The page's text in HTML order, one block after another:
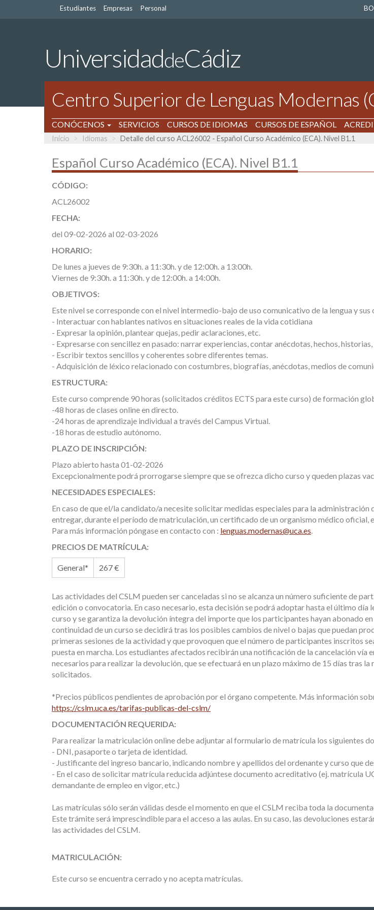
Estudiantes Empresas Personal
UniversidaddeCádiz
Centro Superior de Lenguas Modernas
CONÓCENOS SERVICIOS CURSOS DE IDIOMAS CURSOS DE ESPAÑOL
Inicio Idiomas Detalle del curso ACL26002 - Español Curso Académico (ECA). Nivel B1.1
Español Curso Académico (ECA). Nivel B1.1
CÓDIGO:
ACL26002
FECHA:
del 09-02-2026 al 02-03-2026
HORARIO:
De lunes a jueves de 9:30h. a 11:30h. y de 12:00h. a 13:00h.
Viernes de 9:30h. a 11:30h. y de 12:00h. a 14:00h.
OBJETIVOS:
Este nivel se corresponde con el nivel intermedio-bajo de uso comunicativo de la lengua y sus
- Interactuar con hablantes nativos en situaciones reales de la vida cotidiana
- Expresar la opinión, plantear quejas, pedir aclaraciones, etc.
- Expresarse con sencillez en pasado: narrar experiencias, contar anécdotas, hechos,
- Escribir textos sencillos y coherentes sobre diferentes temas.
- Adquisición de léxico relacionado con costumbres, biografías, anécdotas, medios de
ESTRUCTURA:
Este curso comprende 90 horas (solicitados créditos ECTS para este curso) de formación
-48 horas de clases online en directo.
-24 horas de aprendizaje individual a través del Campus Virtual.
-18 horas de estudio autónomo.
PLAZO DE INSCRIPCIÓN:
Plazo abierto hasta 01-02-2026
Excepcionalmente podrá prorrogarse siempre que se ofrezca dicho curso y queden plazas
NECESIDADES ESPECIALES:
En caso de que el/la candidato/a necesite solicitar medidas especiales para la administración
entregar, durante el período de matriculación, un certificado de un organismo médico oficial,
Para más información póngase en contacto con : lenguas.modernas@uca.es.
PRECIOS DE MATRÍCULA:
General* 267 €
Las actividades del CSLM pueden ser canceladas si no se alcanza un número suficiente de
edición o convocatoria. En caso necesario, esta decisión se podrá adoptar hasta el último día
curso y se garantiza la devolución íntegra del importe que los participantes hayan abonado
continuidad de un curso se decidirá tras los posibles cambios de nivel o bajas que puedan
primeras sesiones de la actividad y que provoquen que el número de participantes inscritos
puesta en marcha. Los estudiantes afectados recibirán una notificación de la cancelación vía
necesarios para realizar la devolución, que se efectuará en un plazo máximo de 15 días tras la
solicitados.
*Precios públicos pendientes de aprobación por el órgano competente. Más información
https://cslm.uca.es/tarifas-publicas-del-cslm/
DOCUMENTACIÓN REQUERIDA:
Para realizar la matriculación online debe adjuntar al formulario de matrícula los siguientes
- DNI, pasaporte o tarjeta de identidad.
- Justificante del ingreso bancario, indicando nombre y apellidos del ordenante y curso que
- En el caso de solicitar matrícula reducida adjúntese documento acreditativo (ej. matrícula
demandante de empleo en vigor, etc.)
Las matrículas sólo serán válidas desde el momento en que el CSLM reciba toda la
Este trámite será imprescindible para el acceso a las aulas. En su caso, las devoluciones
las actividades del CSLM.
MATRICULACIÓN:
Este curso se encuentra cerrado y no acepta matrículas.